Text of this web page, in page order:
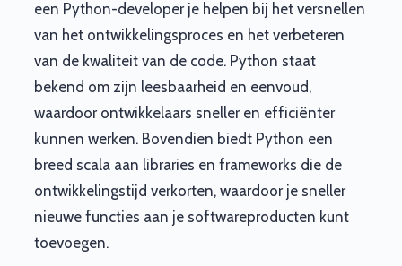
een Python-developer je helpen bij het versnellen
van het ontwikkelingsproces en het verbeteren
van de kwaliteit van de code. Python staat
bekend om zijn leesbaarheid en eenvoud,
waardoor ontwikkelaars sneller en efficiënter
kunnen werken. Bovendien biedt Python een
breed scala aan libraries en frameworks die de
ontwikkelingstijd verkorten, waardoor je sneller
nieuwe functies aan je softwareproducten kunt
toevoegen.